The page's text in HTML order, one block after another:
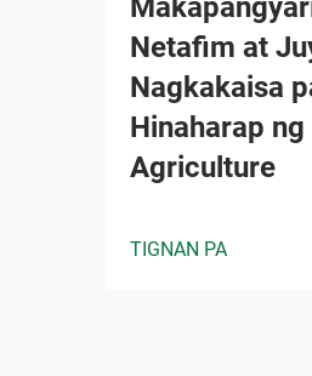
Netafim at
Nagkakaisa
Hinaharap
Agriculture
TIGNAN PA